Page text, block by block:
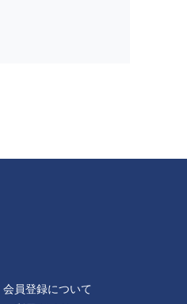
会員登録について